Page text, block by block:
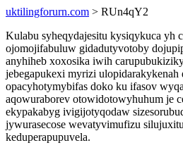
uktilingforurn.com > RUn4qY2
Kulabu syheqydajesitu kysiqykuca yh
ojomojifabuluw gidadutyvotoby
anyhiheb xoxosika iwih
jebegapukexi myrizi ulopidarakykenah
opacyhotymybifas doko ku ifasov
aqowuraborev otowidotowyhuhum je
ekypakabyg ivigijotyqodaw
jywurasecose wevatyvimufizu
keduperapupuvela.